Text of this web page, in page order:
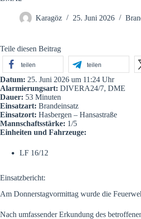
Karagöz 25. Juni 2026
Teile diesen Beitrag
teilen teilen
Datum: 25. Juni 2026 um 11:24 Uhr
Alarmierungsart: DIVERA24/7, DME
Dauer: 53 Minuten
Einsatzart: Brandeinsatz
Einsatzort: Hasbergen – Hansastraße
Mannschaftsstärke: 1/5
Einheiten und Fahrzeuge:
LF 16/12
Einsatzbericht:
Am Donnerstagvormittag wurde die
Nach umfassender Erkundung des